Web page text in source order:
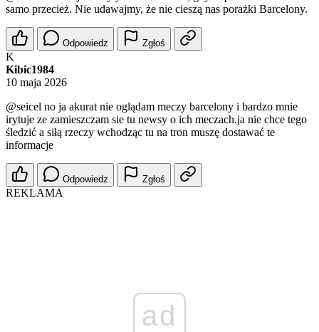
samo przecież. Nie udawajmy, że nie cieszą nas porażki Barcelony.
Odpowiedz Zgłoś
K
Kibic1984
10 maja 2026
@seicel no ja akurat nie oglądam meczy barcelony i bardzo mnie
irytuje ze zamieszczam sie tu newsy o ich meczach.ja nie chce tego
śledzić a siłą rzeczy wchodząc tu na tron muszę dostawać te
informacje
Odpowiedz Zgłoś
REKLAMA
ad